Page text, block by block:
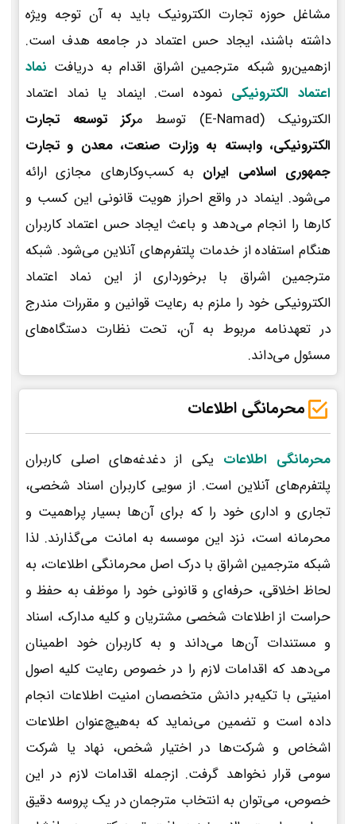
مشاغل حوزه تجارت الکترونیک باید به آن توجه ویژه
داشته باشند، ایجاد حس اعتماد در جامعه هدف است.
ازهمین‌رو شبکه مترجمین اشراق اقدام به دریافت نماد
اعتماد الکترونیکی نموده است. اینماد یا نماد اعتماد
الکترونیک (E-Namad) توسط م
رکز توسعه تجارت
الکترونیکی، وابسته به وزارت صنعت، معدن و تجارت
جمهوری اسلامی ایران به کسب‌وکارهای مجازی ارائه
می‌شود. اینماد در واقع احراز هویت قانونی این کسب و
کارها را انجام می‌دهد و باعث ایجاد حس اعتماد کاربران
هنگام استفاده از خدمات پلتفرم‌های آنلاین می‌شود. شبکه
مترجمین اشراق با برخورداری از این نماد اعتماد
الکترونیکی خود را ملزم به رعایت قوانین و مقررات مندرج
در تعهدنامه مربوط به آن، تحت نظارت دستگاه‌های
مسئول می‌داند.
محرمانگی اطلاعات
محرمانگی اطلاعات یکی از دغدغه‌های اصلی کاربران
پلتفرم‌های آنلاین است. از سویی کاربران اسناد شخصی،
تجاری و اداری خود را که برای آن‌ها بسیار پراهمیت و
محرمانه است، نزد این موسسه به امانت می‌گذارند. لذا
شبکه مترجمین اشراق با درک اصل محرمانگی اطلاعات، به
لحاظ اخلاقی، حرفه‌ای و قانونی خود را موظف به حفظ و
حراست از اطلاعات شخصی مشتریان و کلیه مدارک، اسناد
و مستندات آن‌ها می‌داند و به کاربران خود اطمینان
می‌دهد که اقدامات لازم را در خصوص رعایت کلیه اصول
امنیتی با تکیه‌بر دانش متخصصان امنیت اطلاعات انجام
داده است و تضمین می‌نماید که به‌هیچ‌عنوان اطلاعات
اشخاص و شرکت‌ها در اختیار شخص، نهاد یا شرکت
سومی قرار نخواهد گرفت. ازجمله اقدامات لازم در این
خصوص، می‌توان به انتخاب مترجمان در یک پروسه دقیق